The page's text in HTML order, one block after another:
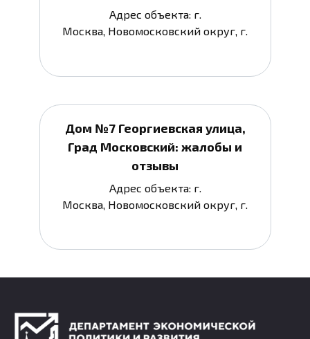
Адрес объекта: г.
Москва, Новомосковский округ, г.
Дом №7 Георгиевская улица,
Град Московский: жалобы и
отзывы
Адрес объекта: г.
Москва, Новомосковский округ, г.